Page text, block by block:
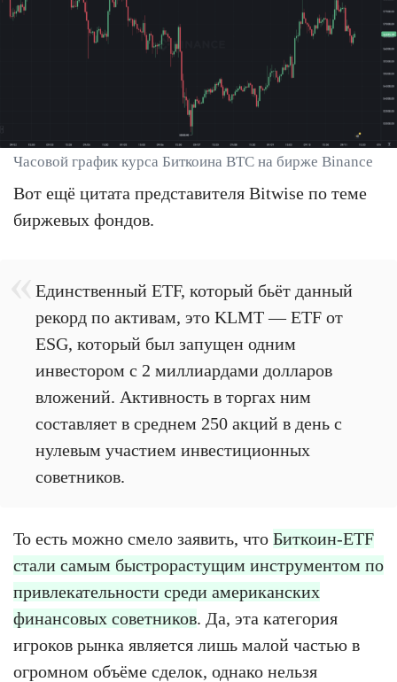
Часовой график курса Биткоина BTC на бирже Binance
Вот ещё цитата представителя Bitwise по теме
биржевых фондов.
Единственный ETF, который бьёт данный
рекорд по активам, это KLMT — ETF от
ESG, который был запущен одним
инвестором с 2 миллиардами долларов
вложений. Активность в торгах ним
составляет в среднем 250 акций в день с
нулевым участием инвестиционных
советников.
То есть можно смело заявить, что Биткоин-ETF
стали самым быстрорастущим инструментом по
привлекательности среди американских
финансовых советников. Да, эта категория
игроков рынка является лишь малой частью в
огромном объёме сделок, однако нельзя